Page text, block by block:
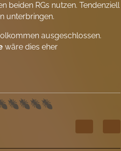
beiden RGs nutzen. Tendenziell
unterbringen.
ausgeschlossen.
wäre dies eher